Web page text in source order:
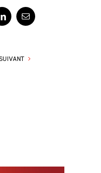
LinkedInCourriel